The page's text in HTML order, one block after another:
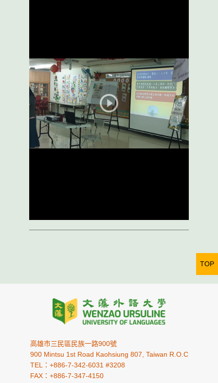
高雄市三民區民族一路900號
900 Mintsu 1st Road Kaohsiung 807, Taiwan R.O.C
TEL：+886-7-342-6031 #3208
FAX：+886-7-347-4150
TOP